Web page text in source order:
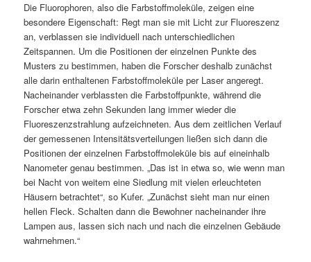
Die Fluorophoren, also die Farbstoffmoleküle, zeigen eine
besondere Eigenschaft: Regt man sie mit Licht zur Fluoreszenz
an, verblassen sie individuell nach unterschiedlichen
Zeitspannen. Um die Positionen der einzelnen Punkte des
Musters zu bestimmen, haben die Forscher deshalb zunächst
alle darin enthaltenen Farbstoffmoleküle per Laser angeregt.
Nacheinander verblassten die Farbstoffpunkte, während die
Forscher etwa zehn Sekunden lang immer wieder die
Fluoreszenzstrahlung aufzeichneten. Aus dem zeitlichen Verlauf
der gemessenen Intensitätsverteilungen ließen sich dann die
Positionen der einzelnen Farbstoffmoleküle bis auf eineinhalb
Nanometer genau bestimmen. „Das ist in etwa so, wie wenn man
bei Nacht von weitem eine Siedlung mit vielen erleuchteten
Häusern betrachtet“, so Kufer. „Zunächst sieht man nur einen
hellen Fleck. Schalten dann die Bewohner nacheinander ihre
Lampen aus, lassen sich nach und nach die einzelnen Gebäude
wahrnehmen.“